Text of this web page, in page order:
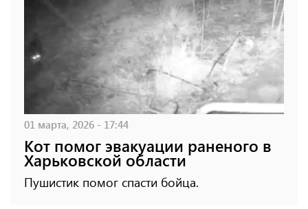
01 марта, 2026 - 17:44
Кот помог эвакуации раненого в
Харьковской области
Пушистик помог спасти бойца.